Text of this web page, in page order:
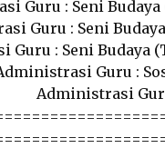
Guru : Seni Budaya
Guru : Seni
Guru : Seni Budaya
Guru :
Administrasi